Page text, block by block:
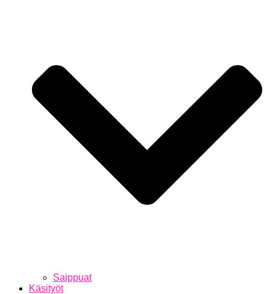
Saippuat
Käsityöt